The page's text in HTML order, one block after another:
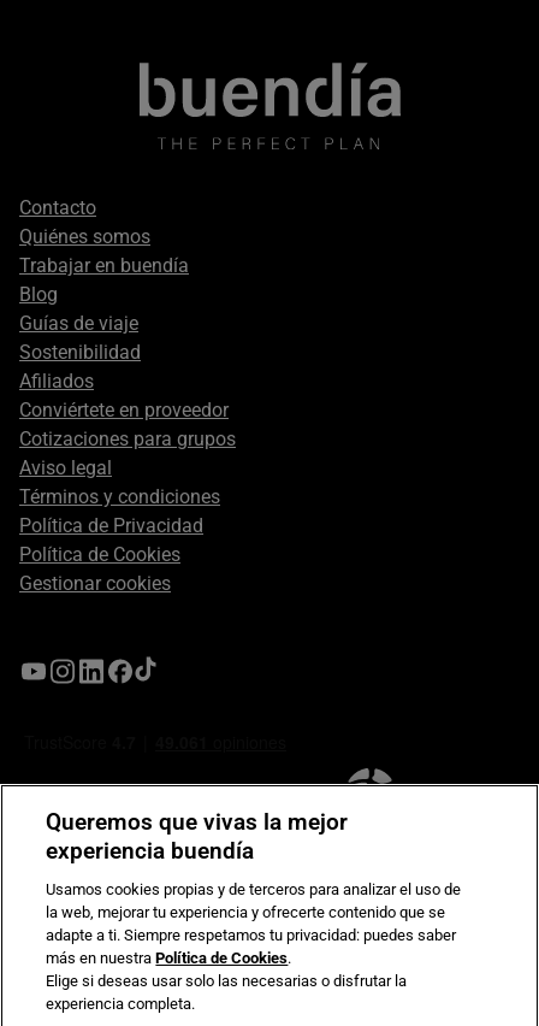
Footer
secondary
Contacto
Quiénes somos
Trabajar en buendía
Blog
Guías de viaje
Sostenibilidad
Afiliados
Conviértete en proveedor
Cotizaciones para grupos
Aviso legal
Términos y condiciones
Política de Privacidad
Política de Cookies
Gestionar cookies
Compromiso de seguridad en pagos electrónicos
Queremos que vivas la mejor
experiencia buendía
Usamos cookies propias y de terceros para analizar el uso de
la web, mejorar tu experiencia y ofrecerte contenido que se
adapte a ti. Siempre respetamos tu privacidad: puedes saber
más en nuestraPolítica de Cookies.
Elige si deseas usar solo las necesarias o disfrutar la
experiencia completa.